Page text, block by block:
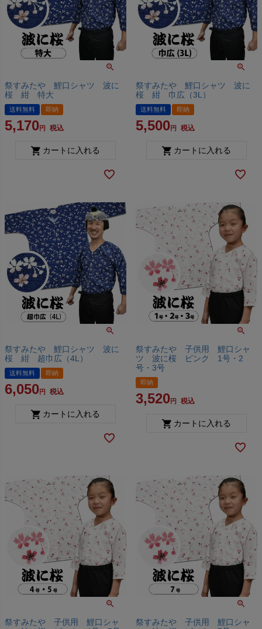
祭すみたや 鯉口シャツ 波に
桜 紺 特大
送料無料 即納
5,170 税込
カートに入れる
祭すみたや 鯉口シャツ 波に
桜 紺 巾広（3L）
送料無料 即納
5,500 税込
カートに入れる
祭すみたや 鯉口シャツ 波に
桜 紺 超巾広（4L）
送料無料 即納
6,050 税込
カートに入れる
祭すみたや 子供用 鯉口シャ
ツ 波に桜 ピンク 1号・2
号・3号
即納
3,520 税込
カートに入れる
祭すみたや 子供用 鯉口シャ
祭すみたや 子供用 鯉口シャ